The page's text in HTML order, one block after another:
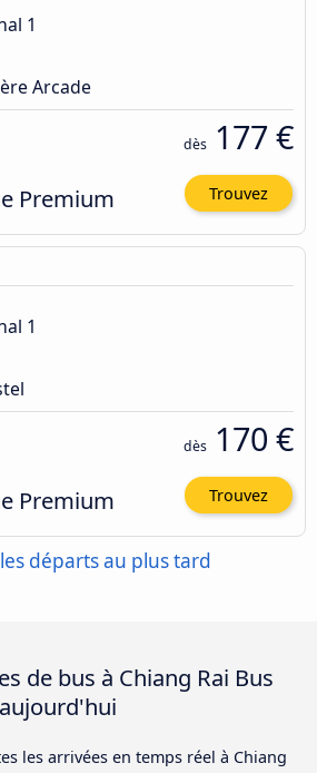
1
Arcade
Premium
dès 177 €
Trouvez
1
Premium
dès 170 €
Trouvez
départs au plus tard
de bus à Chiang Rai Bus
les arrivées en temps réel à Chiang